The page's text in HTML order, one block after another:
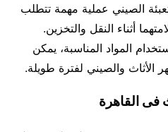
الصيني عملية مهمة تتطلب
أثناء النقل والتخزين.
المواد المناسبة، يمكن
والصيني لفترة طويلة.
فى القاهرة